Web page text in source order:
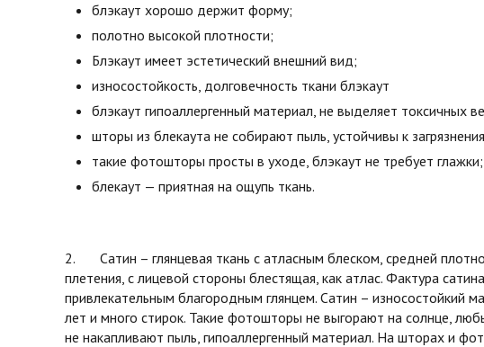
блэкаут хорошо держит форму;
полотно высокой плотности;
Блэкаут имеет эстетический внешний вид;
износостойкость, долговечность ткани блэкаут
блэкаут гипоаллергенный материал, не выделяет токсичных
шторы из блекаута не собирают пыль, устойчивы к
такие фотошторы просты в уходе, блэкаут не требует глажки;
блекаут — приятная на ощупь ткань.
2. Сатин – глянцевая ткань с атласным блеском, средней
плетения, с лицевой стороны блестящая, как атлас. Фактура
привлекательным благородным глянцем. Сатин –
лет и много стирок. Такие фотошторы не выгорают на солнце,
не накапливают пыль, гипоаллергенный материал. На шторах и